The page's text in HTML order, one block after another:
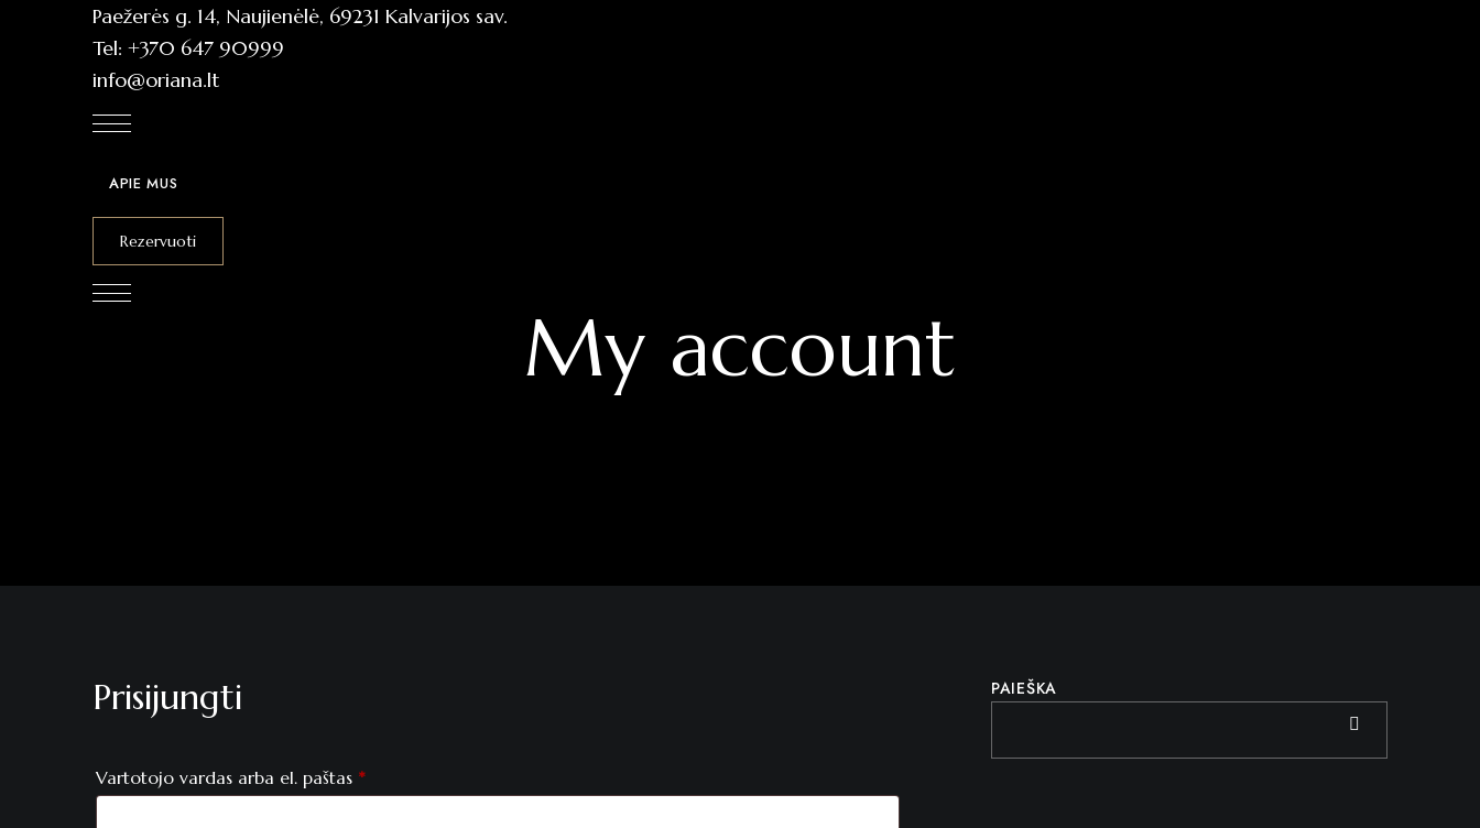
Paežerės g. 14, Naujienėlė, 69231 Kalvarijos sav.
Tel: +370 647 90999
info@oriana.lt
APIE MUS
Rezervuoti
My account
Prisijungti
Vartotojo vardas arba el. paštas *Privalomas
PAIEŠKA